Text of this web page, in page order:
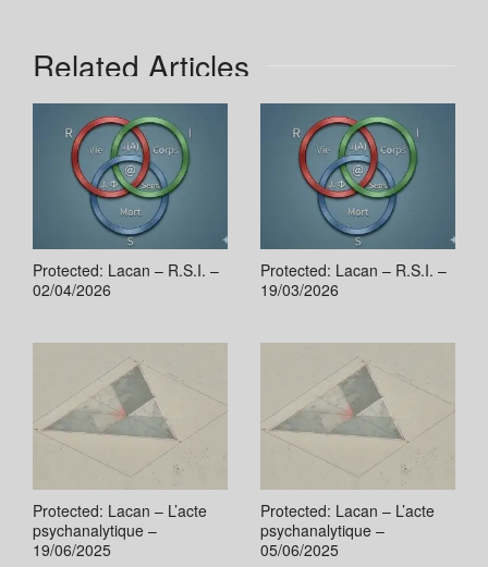
Related Articles
Protected: Lacan – R.S.I. –
02/04/2026
Protected: Lacan – R.S.I. –
19/03/2026
Protected: Lacan – L’acte
psychanalytique –
19/06/2025
Protected: Lacan – L’acte
psychanalytique –
05/06/2025